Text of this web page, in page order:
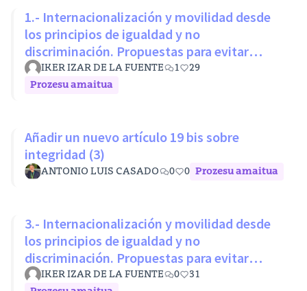
1.- Internacionalización y movilidad desde
los principios de igualdad y no
discriminación. Propuestas para evitar
desigualdades estructurales
IKER IZAR DE LA FUENTE 1
29
Prozesu amaitua
Añadir un nuevo artículo 19 bis sobre
integridad (3)
ANTONIO LUIS CASADO 0 0 Prozesu amaitua
3.- Internacionalización y movilidad desde
los principios de igualdad y no
discriminación. Propuestas para evitar
desigualdades estructurales
IKER IZAR DE LA FUENTE 0
31